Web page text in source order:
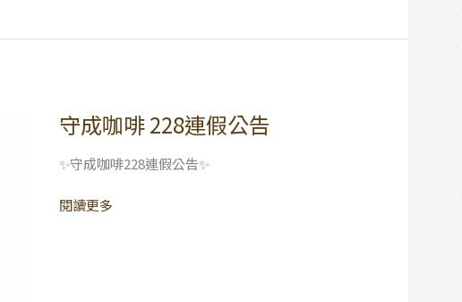
守成咖啡 228連假公告
✨守成咖啡228連假公告✨
守
成
咖
228
閱讀更多